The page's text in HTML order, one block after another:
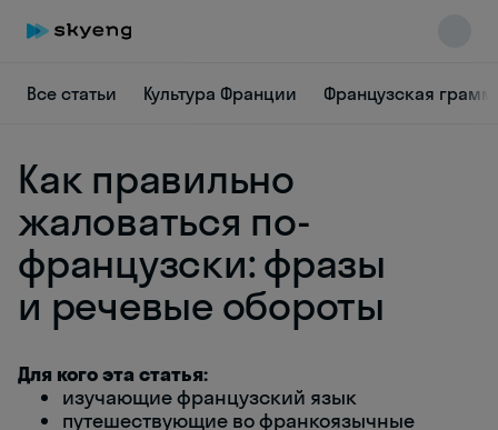
Все статьи Культура Франции Французская
Как правильно
жаловаться по-
французски: фразы
и речевые обороты
Для кого эта статья:
изучающие французский язык
путешествующие во франкоязычные
Skyeng Chat
online